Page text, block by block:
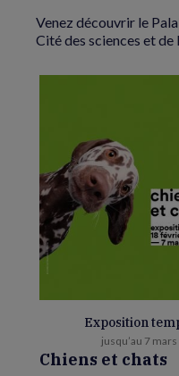
Venez découvrir le
Cité des sciences et
Exposition
jusqu’au 7
Chiens et chats